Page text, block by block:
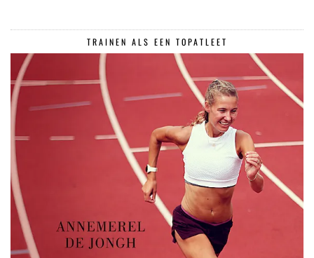
TRAINEN ALS EEN TOPATLEET